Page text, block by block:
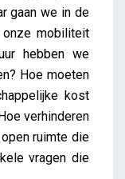
gaan we in de
mobiliteit
hebben we
Hoe moeten
kost
verhinderen
ruimte die
vragen die